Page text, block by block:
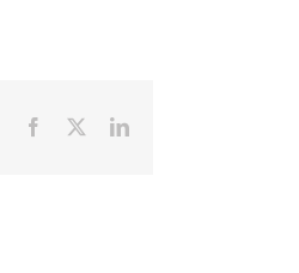
Facebook LinkedIn